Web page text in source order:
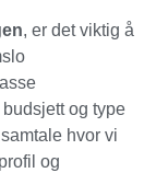
, er det viktig å
og type
hvor vi
og